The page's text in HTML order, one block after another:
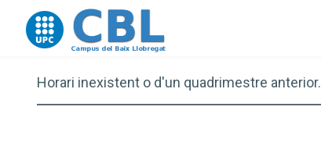
Go to upc.edu
Horari inexistent o d'un quadrimestre anterior.